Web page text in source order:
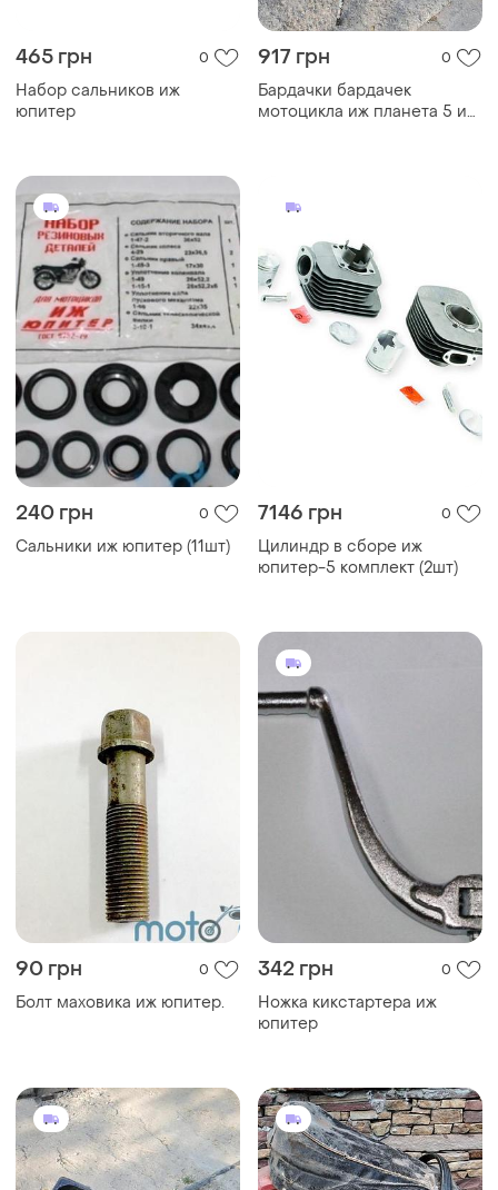
465 грн 0
Набор сальников иж
юпитер
917 грн 0
Бардачки бардачек
мотоцикла иж планета 5 иж
240 грн 0
Сальники иж юпитер (11шт)
7146 грн 0
Цилиндр в сборе иж
юпитер-5 комплект (2шт)
90 грн 0
Болт маховика иж юпитер.
342 грн 0
Ножка кикстартера иж
юпитер